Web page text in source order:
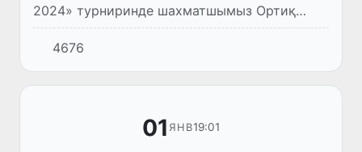
2024» турниринде шахматшымыз Ортиқ
Нигматов 2501 рейтинг көрсеткишин атап
өтти.4676
01 ЯНВ19:01